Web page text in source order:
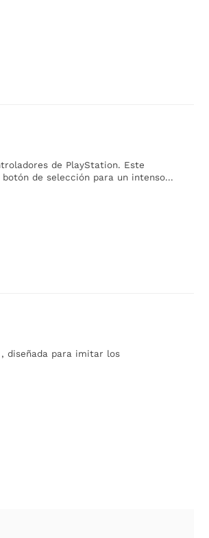
de PlayStation. Este
de selección para un intenso...
diseñada para imitar los